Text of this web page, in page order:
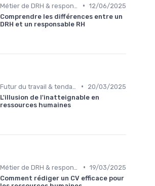
• 12/06/2025
Comprendre les différences entre un
DRH et un responsable RH
•
20/03/2025
L'illusion de l'inatteignable en
ressources humaines
• 19/03/2025
Comment rédiger un CV efficace pour